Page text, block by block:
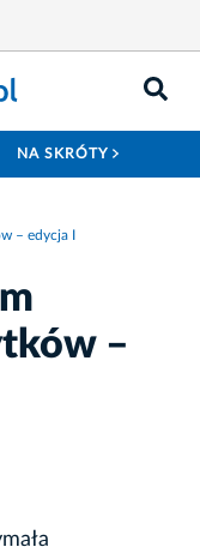
NA SKRÓTY
– edycja I
–